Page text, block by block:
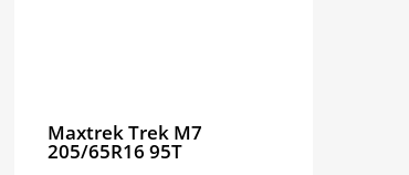
Maxtrek Trek M7
205/65R16 95T